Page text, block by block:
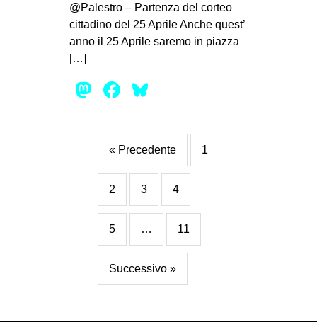
@Palestro – Partenza del corteo
cittadino del 25 Aprile Anche quest’
anno il 25 Aprile saremo in piazza
[…]
Mastodon
Facebook
« Precedente 1
2 3 4
5 … 11
Successivo »